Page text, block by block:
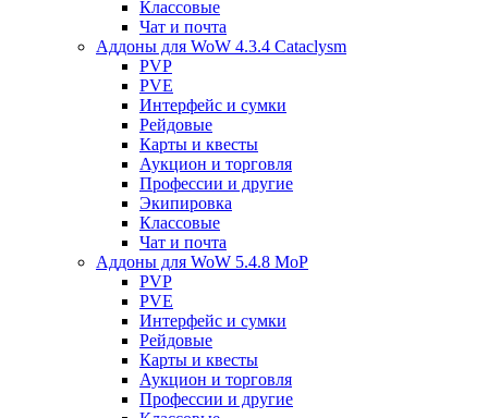
Классовые
Чат и почта
Аддоны для WoW 4.3.4 Cataclysm
PVP
PVE
Интерфейс и сумки
Рейдовые
Карты и квесты
Аукцион и торговля
Профессии и другие
Экипировка
Классовые
Чат и почта
Аддоны для WoW 5.4.8 MoP
PVP
PVE
Интерфейс и сумки
Рейдовые
Карты и квесты
Аукцион и торговля
Профессии и другие